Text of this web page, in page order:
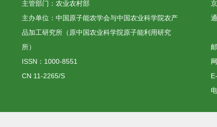
主管部门：农业农村部
主办单位：中国原子能农学会与中国农业科学院农产
品加工研究所（原中国农业科学院原子能利用研究
所）
ISSN：1000-8551
CN 11-2265/S